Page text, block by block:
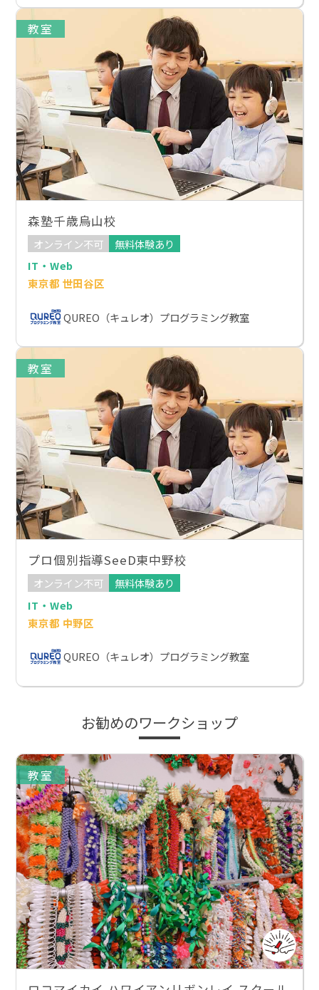
教室
森塾千歳烏山校
オンライン不可
無料体験あり
IT・Web
東京都 世田谷区
QUREO（キュレオ）プログラミング教室
教室
プロ個別指導SeeD東中野校
オンライン不可
無料体験あり
IT・Web
東京都 中野区
QUREO（キュレオ）プログラミング教室
お勧めのワークショップ
教室